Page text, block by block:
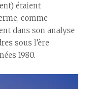
étaient
comme
dans son analyse
sous l’ère
1980.